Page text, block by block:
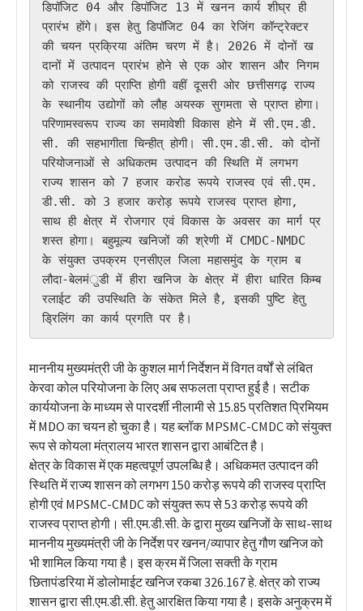
डिपॉजिट 04 और डिपॉजिट 13 में खनन कार्य शीघ्र ही
प्रारंभ होंगे। इस हेतु डिपॉजिट 04 का रेजिंग कॉन्ट्रेक्टर
की चयन प्रक्रिया अंतिम चरण में है। 2026 में दोनों ख
दानों में उत्पादन प्रारंभ होने से एक ओर शासन और निगम
को राजस्व की प्राप्ति होगी वहीं दूसरी ओर छत्तीसगढ़ राज्य
के स्थानीय उद्योगों को लौह अयस्क सुगमता से प्राप्त होगा।
परिणामस्वरूप राज्य का समावेशी विकास होने में सी.एम.डी.
सी. की सहभागीता चिन्हीत् होगी। सी.एम.डी.सी. को दोनों
परियोजनाओं से अधिकतम उत्पादन की स्थिति में लगभग
राज्य शासन को 7 हजार करोड रूपये राजस्व एवं सी.एम.
डी.सी. को 3 हजार करोड़ रूपये राजस्व प्राप्त होगा,
साथ ही क्षेत्र में रोजगार एवं विकास के अवसर का मार्ग प्र
शस्त होगा। बहुमूल्य खनिजों की श्रेणी में CMDC-NMDC
के संयुक्त उपक्रम एनसीएल जिला महासमुंद के ग्राम ब
लौदा-बेलमंुडी में हीरा खनिज के क्षेत्र में हीरा धारित किम्ब
रलाईट की उपस्थिति के संकेत मिले है, इसकी पुष्टि हेतु
ड्रिलिंग का कार्य प्रगति पर है।
माननीय मुख्यमंत्री जी के कुशल मार्ग निर्देशन में विगत वर्षों से लंबित
केरवा कोल परियोजना के लिए अब सफलता प्राप्त हुई है। सटीक
कार्ययोजना के माध्यम से पारदर्शी नीलामी से 15.85 प्रतिशत प्रिमियम
में MDO का चयन हो चुका है। यह ब्लॉक MPSMC-CMDC को संयुक्त
रूप से कोयला मंत्रालय भारत शासन द्वारा आबंटित है।
क्षेत्र के विकास में एक महत्वपूर्ण उपलब्धि है। अधिकमत उत्पादन की
स्थिति में राज्य शासन को लगभग 150 करोड़ रूपये की राजस्व प्राप्ति
होगी एवं MPSMC-CMDC को संयुक्त रूप से 53 करोड़ रूपये की
राजस्व प्राप्त होगी। सी.एम.डी.सी. के द्वारा मुख्य खनिजों के साथ-साथ
माननीय मुख्यमंत्री जी के निर्देश पर खनन/व्यापार हेतु गौण खनिज को
भी शामिल किया गया है। इस क्रम में जिला सक्ती के ग्राम
छितापंडरिया में डोलोमाईट खनिज रकबा 326.167 हे. क्षेत्र को राज्य
शासन द्वारा सी.एम.डी.सी. हेतु आरक्षित किया गया है। इसके अनुक्रम में